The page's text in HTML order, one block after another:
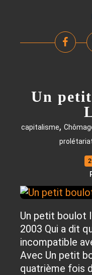
Un
capitalisme,
Un petit boulot
2003 Qui a dit
incompatible
Avec Un petit
quatrième fois